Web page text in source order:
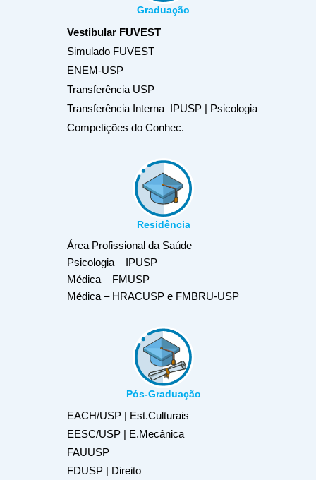
Graduação
Vestibular FUVEST
Simulado FUVEST
ENEM-USP
Transferência USP
Transferência Interna IPUSP | Psicologia
Competições do Conhec.
Residência
Área Profissional da Saúde
Psicologia – IPUSP
Médica – FMUSP
Médica – HRACUSP e FMBRU-USP
Pós-Graduação
EACH/USP | Est.Culturais
EESC/USP | E.Mecânica
FAUUSP
FDUSP | Direito